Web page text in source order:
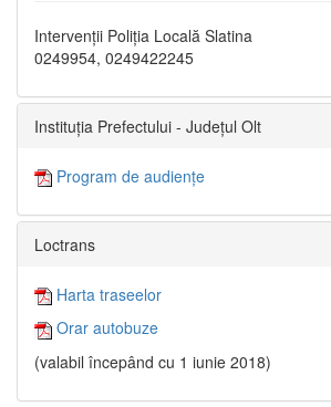
Intervenții Poliția Locală Slatina
0249954, 0249422245
Instituția Prefectului - Județul Olt
Program de audiențe
Loctrans
Harta traseelor
Orar autobuze
(valabil începând cu 1 iunie 2018)